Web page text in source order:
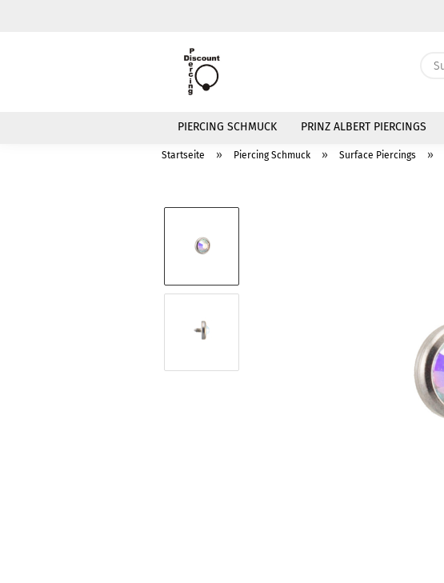
PIERCING SCHMUCK PRINZ ALBERT PIERCINGS
Startseite » Piercing Schmuck » Surface Piercings »